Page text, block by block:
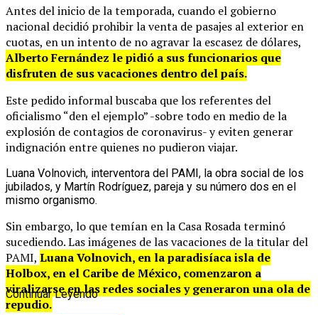
Antes del inicio de la temporada, cuando el gobierno
nacional decidió prohibir la venta de pasajes al exterior en
cuotas, en un intento de no agravar la escasez de dólares,
Alberto Fernández le pidió a sus funcionarios que
disfruten de sus vacaciones dentro del país.
Este pedido informal buscaba que los referentes del
oficialismo “den el ejemplo” -sobre todo en medio de la
explosión de contagios de coronavirus- y eviten generar
indignación entre quienes no pudieron viajar.
Luana Volnovich, interventora del PAMI, la obra social de los
jubilados, y Martín Rodríguez, pareja y su número dos en el
mismo organismo.
Sin embargo, lo que temían en la Casa Rosada terminó
sucediendo. Las imágenes de las vacaciones de la titular del
PAMI, Luana Volnovich, en la paradisíaca isla de
Holbox, en el Caribe de México, comenzaron a
viralizarse en las redes sociales y generaron una ola de
repudio.
Continuar Leyendo